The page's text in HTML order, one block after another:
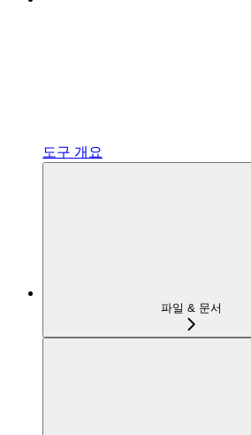
도구 개요
파일 & 문서